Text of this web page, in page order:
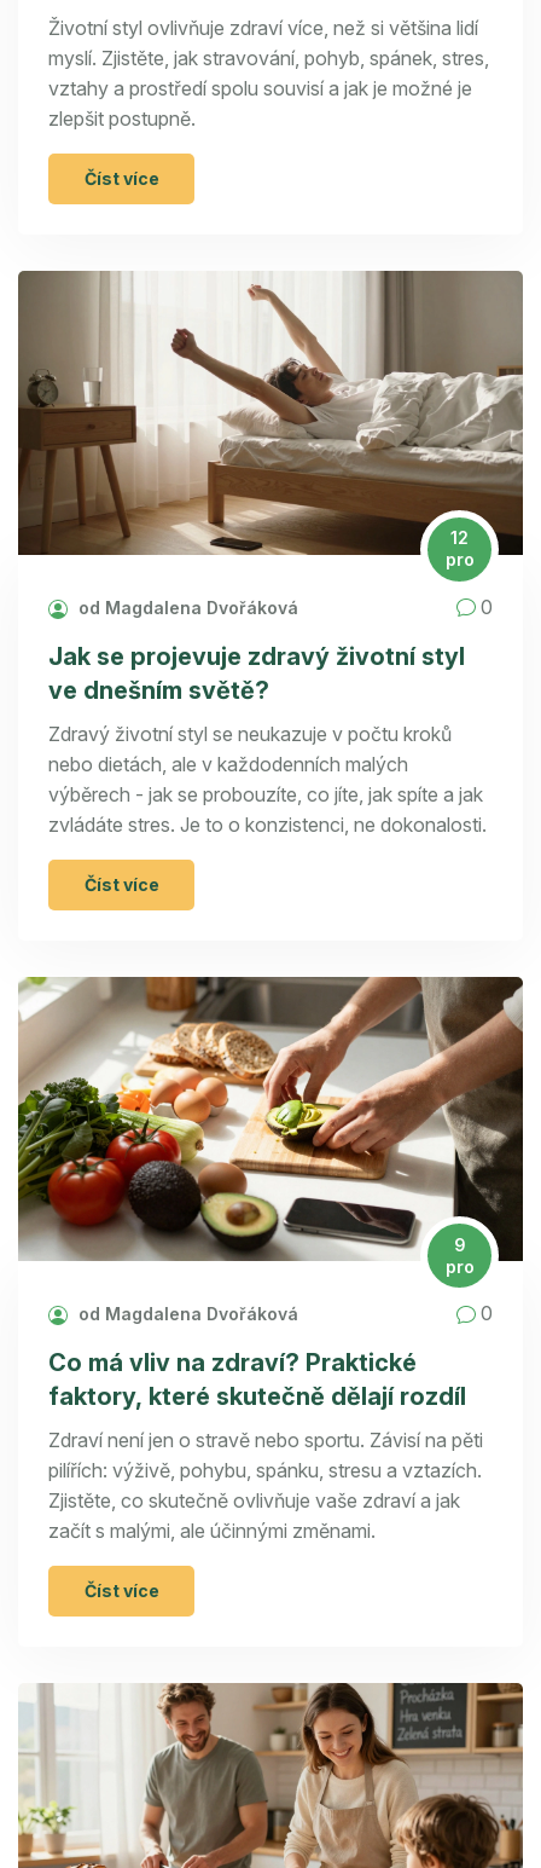
Životní styl ovlivňuje zdraví více, než si většina lidí
myslí. Zjistěte, jak stravování, pohyb, spánek, stres,
vztahy a prostředí spolu souvisí a jak je možné je
zlepšit postupně.
Číst více
12
pro
od Magdalena Dvořáková 0
Jak se projevuje zdravý životní styl
ve dnešním světě?
Zdravý životní styl se neukazuje v počtu kroků
nebo dietách, ale v každodenních malých
výběrech - jak se probouzíte, co jíte, jak spíte a jak
zvládáte stres. Je to o konzistenci, ne dokonalosti.
Číst více
9
pro
od Magdalena Dvořáková 0
Co má vliv na zdraví? Praktické
faktory, které skutečně dělají rozdíl
Zdraví není jen o stravě nebo sportu. Závisí na pěti
pilířích: výživě, pohybu, spánku, stresu a vztazích.
Zjistěte, co skutečně ovlivňuje vaše zdraví a jak
začít s malými, ale účinnými změnami.
Číst více